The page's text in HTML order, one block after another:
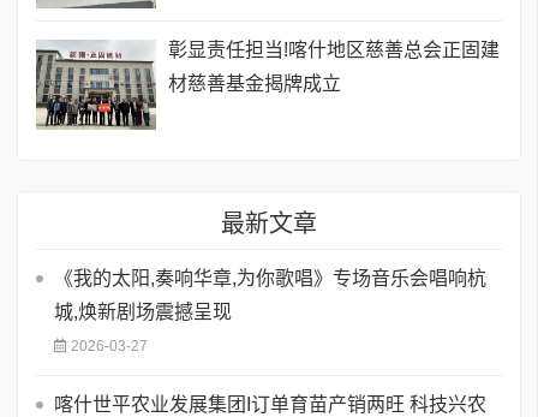
彰显责任担当!喀什地区慈善总会正固建
材慈善基金揭牌成立
最新文章
《我的太阳,奏响华章,为你歌唱》专场音乐会唱响杭
城,焕新剧场震撼呈现
2026-03-27
喀什世平农业发展集团I订单育苗产销两旺 科技兴农